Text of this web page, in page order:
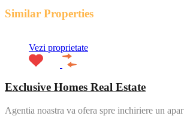
Similar Properties
Vezi proprietate
Exclusive Homes Real Estate
Agentia noastra va ofera spre inchiriere un